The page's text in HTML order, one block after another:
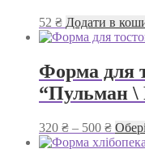
52 ₴ Додати в
Форма для
“Пульман \
320 ₴ – 500 ₴
цін: